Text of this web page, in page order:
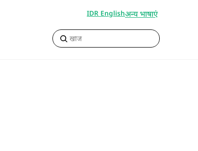
IDR Englishअन्य भाषाएं